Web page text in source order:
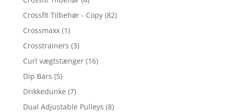
Crossfit Tilbehør - Copy (82)
Crossmaxx (1)
Crosstrainers (3)
Curl vægtstænger (16)
Dip Bars (5)
Drikkedunke (7)
Dual Adjustable Pulleys (8)